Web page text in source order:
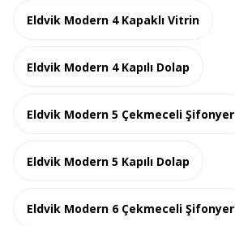
Eldvik Modern 4 Kapaklı Vitrin
Eldvik Modern 4 Kapılı Dolap
Eldvik Modern 5 Çekmeceli Şifonyer
Eldvik Modern 5 Kapılı Dolap
Eldvik Modern 6 Çekmeceli Şifonyer